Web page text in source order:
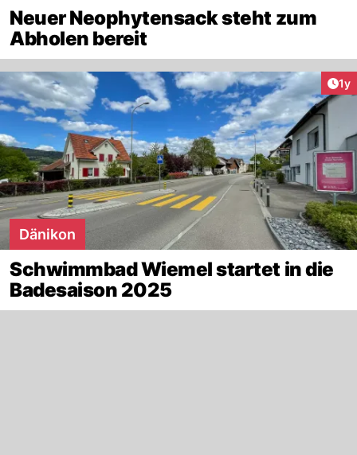
Neuer Neophytensack steht zum
Abholen bereit
1y
Dänikon
Schwimmbad Wiemel startet in die
Badesaison 2025